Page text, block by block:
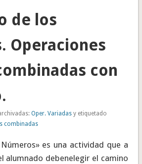
de los
Operaciones
con
Oper. Variadasy etiquetado
combinadas
es una actividad que a
alumnado debenelegir el camino